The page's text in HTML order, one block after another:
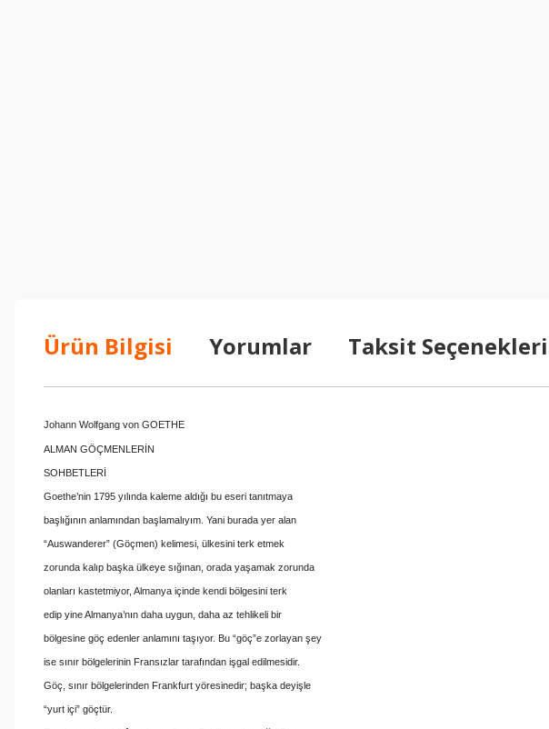
Ürün Bilgisi Yorumlar Taksit Seçenekleri
Johann Wolfgang von GOETHE
ALMAN GÖÇMENLERİN
SOHBETLERİ
Goethe’nin 1795 yılında kaleme aldığı bu eseri tanıtmaya
başlığının anlamından başlamalıyım. Yani burada yer alan
“Auswanderer” (Göçmen) kelimesi, ülkesini terk etmek
zorunda kalıp başka ülkeye sığınan, orada yaşamak zorunda
olanları kastetmiyor, Almanya içinde kendi bölgesini terk
edip yine Almanya’nın daha uygun, daha az tehlikeli bir
bölgesine göç edenler anlamını taşıyor. Bu “göç”e zorlayan şey
ise sınır bölgelerinin Fransızlar tarafından işgal edilmesidir.
Göç, sınır bölgelerinden Frankfurt yöresinedir; başka deyişle
“yurt içi” göçtür.